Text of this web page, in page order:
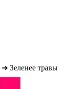
➔ Зеленее травы